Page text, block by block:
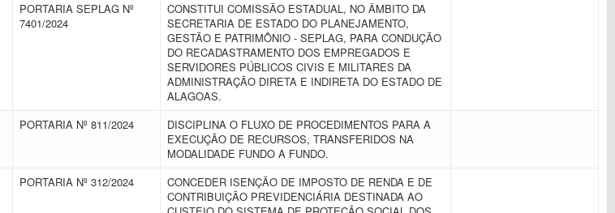
PORTARIA SEPLAG Nº
7401/2024
CONSTITUI COMISSÃO ESTADUAL, NO ÂMBITO DA
SECRETARIA DE ESTADO DO PLANEJAMENTO,
GESTÃO E PATRIMÔNIO - SEPLAG, PARA CONDUÇÃO
DO RECADASTRAMENTO DOS EMPREGADOS E
SERVIDORES PÚBLICOS CIVIS E MILITARES DA
ADMINISTRAÇÃO DIRETA E INDIRETA DO ESTADO DE
ALAGOAS.
PORTARIA Nº 811/2024
DISCIPLINA O FLUXO DE PROCEDIMENTOS PARA A
EXECUÇÃO DE RECURSOS, TRANSFERIDOS NA
MODALIDADE FUNDO A FUNDO.
PORTARIA Nº 312/2024
CONCEDER ISENÇÃO DE IMPOSTO DE RENDA E DE
CONTRIBUIÇÃO PREVIDENCIÁRIA DESTINADA AO